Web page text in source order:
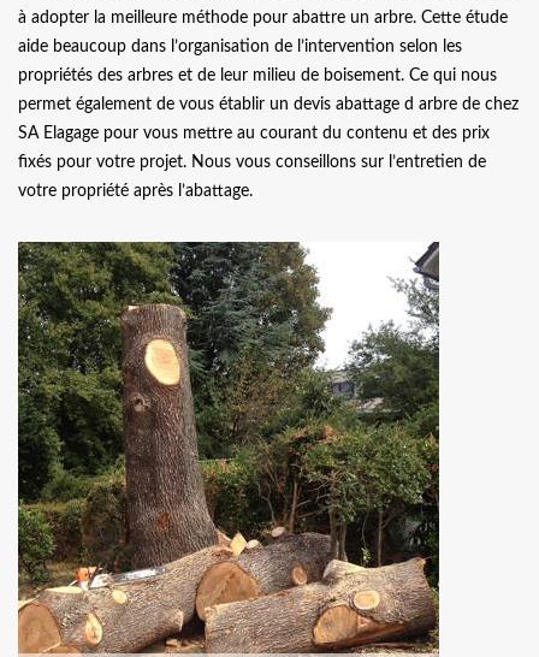
à adopter la meilleure méthode pour abattre un arbre. Cette étude
aide beaucoup dans l’organisation de l’intervention selon les
propriétés des arbres et de leur milieu de boisement. Ce qui nous
permet également de vous établir un devis abattage d arbre de chez
SA Elagage pour vous mettre au courant du contenu et des prix
fixés pour votre projet. Nous vous conseillons sur l’entretien de
votre propriété après l’abattage.